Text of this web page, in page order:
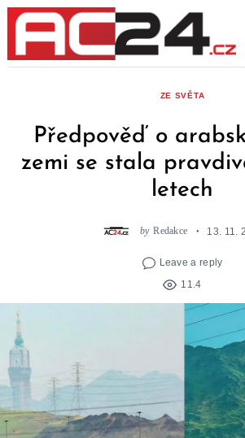
Skip
content
ZE SVĚTA
Předpověď o
zemi se stala
letech
by Redakce 13. 11.
Leave a reply
11.4